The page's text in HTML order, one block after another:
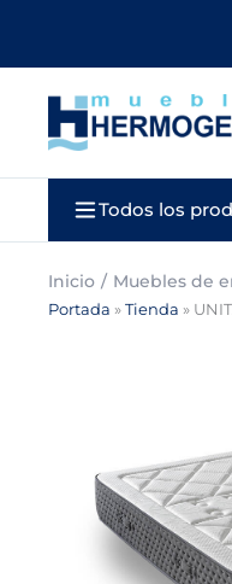
contenido
Todos los
Inicio Muebles de
Portada » Tienda »